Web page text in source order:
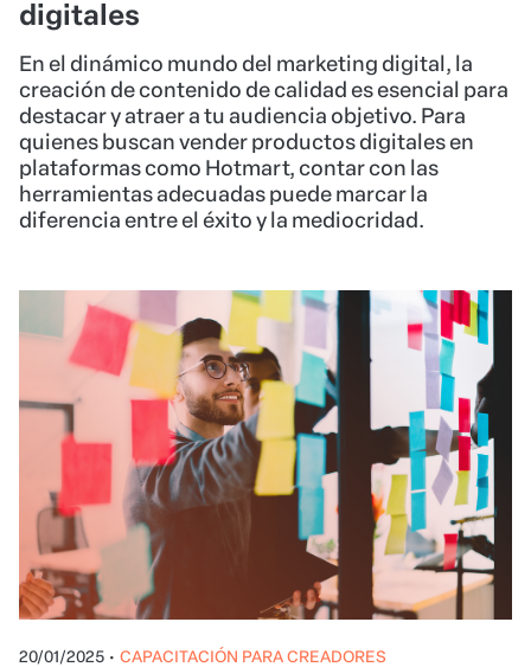
digitales
En el dinámico mundo del marketing digital, la
creación de contenido de calidad es esencial para
destacar y atraer a tu audiencia objetivo. Para
quienes buscan vender productos digitales en
plataformas como Hotmart, contar con las
herramientas adecuadas puede marcar la
diferencia entre el éxito y la mediocridad.
20/01/2025 • CAPACITACIÓN PARA CREADORES